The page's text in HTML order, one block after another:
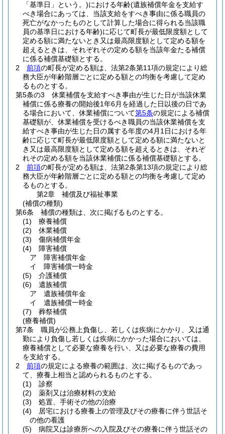
「基準日」という。)における年齢(遺族補償年金を支給す
べき場合にあっては、当該支給をすべき事由に係る職員の
死亡がなかったものとして計算した場合に得られる当該職
員の基準日における年齢)に応じて町長が最低限度額として
定める額に満たないとき又は最高限度額として定める額を
超えるときは、それぞれその定める額を当該年金たる補償
に係る補償基礎額とする。
2
前項の町長が定める額は、法第2条第11項の規定により総
務大臣が年齢階層ごとに定める額との均衡を考慮して定め
るものとする。
第5条の3
休業補償を支給すべき事由が生じた日が当該休業
補償に係る療養の開始後1年6月を経過した日以後の日であ
る場合において、休業補償について第5条の規定による補償
基礎額が、休業補償を受けるべき職員の当該休業補償を支
給すべき事由が生じた日の属する年度の4月1日における年
齢に応じて町長が最低限度額として定める額に満たないと
き又は最高限度額として定める額を超えるときは、それぞ
れその定める額を当該休業補償に係る補償基礎額とする。
2
前項の町長が定める額は、法第2条第13項の規定により総
務大臣が年齢階層ごとに定める額との均衡を考慮して定め
るものとする。
第2章
補償及び福祉事業
(補償の種類)
第6条
補償の種類は、次に掲げるものとする。
(1)
療養補償
(2)
休業補償
(3)
傷病補償年金
(4)
障害補償
ア
障害補償年金
イ
障害補償一時金
(5)
介護補償
(6)
遺族補償
ア
遺族補償年金
イ
遺族補償一時金
(7)
葬祭補償
(療養補償)
第7条
職員が公務上負傷し、若しくは疾病にかかり、又は通
勤により負傷し若しくは疾病にかかった場合においては、
療養補償として必要な療養を行い、又は必要な療養の費用
を支給する。
2
前項の規定による療養の範囲は、次に掲げるものであっ
て、療養上相当と認められるものとする。
(1)
診察
(2)
薬剤又は治療材料の支給
(3)
処置、手術その他の治療
(4)
居宅における療養上の管理及びその療養に伴う世話そ
の他の看護
(5)
病院又は診療所への入院及びその療養に伴う世話その